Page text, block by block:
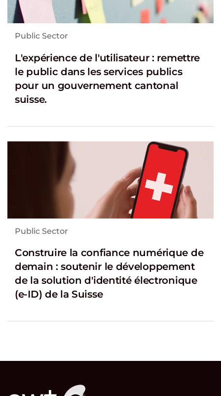
Public Sector
L'expérience de l'utilisateur : remettre
le public dans les services publics
pour un gouvernement cantonal
suisse.
Public Sector
Construire la confiance numérique de
demain : soutenir le développement
de la solution d'identité électronique
(e-ID) de la Suisse